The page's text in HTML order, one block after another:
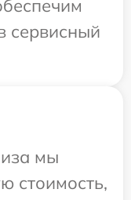
сервисный
мы
стоимость,